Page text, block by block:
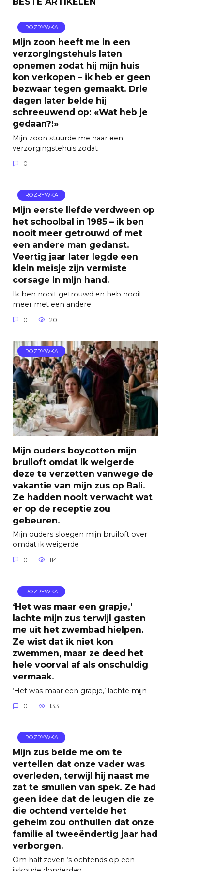
ROZRYWKA
Mijn zoon heeft me in een
verzorgingstehuis laten
opnemen zodat hij mijn huis
kon verkopen – ik heb er geen
bezwaar tegen gemaakt. Drie
dagen later belde hij
schreeuwend op: «Wat heb je
gedaan?!»
Mijn zoon stuurde me naar een
verzorgingstehuis zodat
0
ROZRYWKA
Mijn eerste liefde verdween op
het schoolbal in 1985 – ik ben
nooit meer getrouwd of met
een andere man gedanst.
Veertig jaar later legde een
klein meisje zijn vermiste
corsage in mijn hand.
Ik ben nooit getrouwd en heb nooit
meer met een andere
0 20
ROZRYWKA
Mijn ouders boycotten mijn
bruiloft omdat ik weigerde
deze te verzetten vanwege de
vakantie van mijn zus op Bali.
Ze hadden nooit verwacht wat
er op de receptie zou
gebeuren.
Mijn ouders sloegen mijn bruiloft over
omdat ik weigerde
0 114
ROZRYWKA
‘Het was maar een grapje,’
lachte mijn zus terwijl gasten
me uit het zwembad hielpen.
Ze wist dat ik niet kon
zwemmen, maar ze deed het
hele voorval af als onschuldig
vermaak.
‘Het was maar een grapje,’ lachte mijn
0 133
ROZRYWKA
Mijn zus belde me om te
vertellen dat onze vader was
overleden, terwijl hij naast me
zat te smullen van spek. Ze had
geen idee dat de leugen die ze
die ochtend vertelde het
geheim zou onthullen dat onze
familie al tweeëndertig jaar had
verborgen.
Om half zeven ‘s ochtends op een